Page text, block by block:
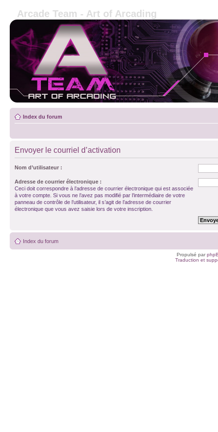
Arcade Team - Art of Arcading
Index du forum
Envoyer le courriel d’activation
Nom d’utilisateur :
Adresse de courrier électronique :
Ceci doit correspondre à l’adresse de courrier électronique qui est associée
à votre compte. Si vous ne l’avez pas modifié par l’intermédiaire de votre
panneau de contrôle de l’utilisateur, il s’agit de l’adresse de courrier
électronique que vous avez saisie lors de votre inscription.
Index du forum
Propulsé par
Traduction et